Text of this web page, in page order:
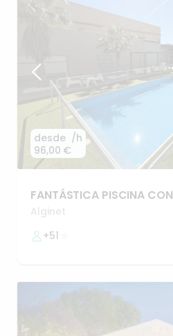
desde
96,00 €
/h
FANTÁSTICA PISCINA CON
Alginet
+51